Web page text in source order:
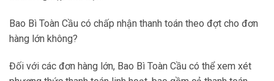
Bao Bì Toàn Cầu có chấp nhận thanh toán theo đợt cho đơn
hàng lớn không?
Đối với các đơn hàng lớn, Bao Bì Toàn Cầu có thể xem xét